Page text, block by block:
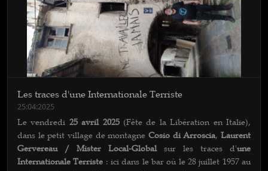
Les traces d'une Internationale Terriste
25:04:2025
Le vendredi 25 avril 2025(Fête de la Libération en Italie),
dans le petit village de montagne Cosio di Arroscia,Laurent
Gervereau / Mister Local-Globalsur les traces d'une
Internationale Terriste : ici dans le bar où le 28 juillet 1957 au